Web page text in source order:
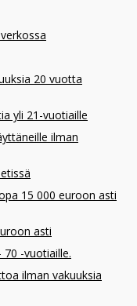
20 vuotta
yli 21-vuotiaille
ilman
15 000 euroon asti
asti
70 -vuotiaille.
ilman vakuuksia